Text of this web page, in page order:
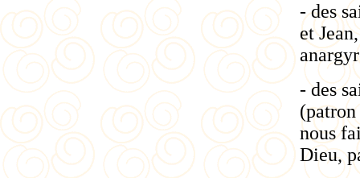
- des
et
- des
nous
Dieu,